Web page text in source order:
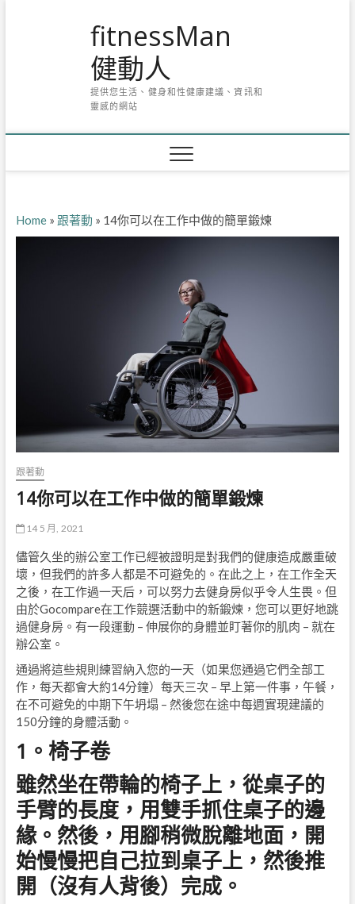
fitnessMan
健動人
提供您生活、健身和性健康建議、資訊和
靈感的網站
Home» 跟著動 » 14你可以在工作中做的簡單鍛煉
跟著動
14你可以在工作中做的簡單鍛煉
14 5 月, 2021
儘管久坐的辦公室工作已經被證明是對我們的健康造成嚴重破
壞，但我們的許多人都是不可避免的。在此之上，在工作全天
之後，在工作過一天后，可以努力去健身房似乎令人生畏。但
由於Gocompare在工作競選活動中的新鍛煉，您可以更好地跳
過健身房。有一段運動 – 伸展你的身體並盯著你的肌肉 – 就在
辦公室。
通過將這些規則練習納入您的一天（如果您通過它們全部工
作，每天都會大約14分鐘）每天三次 – 早上第一件事，午餐，
在不可避免的中期下午坍塌 – 然後您在途中每週實現建議的
150分鐘的身體活動。
1。椅子卷
雖然坐在帶輪的椅子上，從桌子的
手臂的長度，用雙手抓住桌子的邊
緣。然後，用腳稍微脫離地面，開
始慢慢把自己拉到桌子上，然後推
開（沒有人背後）完成。